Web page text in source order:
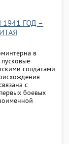
ГОД –
в
солдатами
с
боевых